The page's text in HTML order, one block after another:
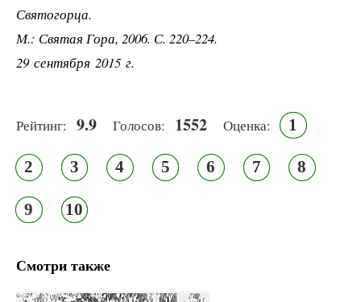
Святогорца.
М.: Святая Гора, 2006. С. 220–224.
29 сентября 2015 г.
Рейтинг: 9.9 Голосов: 1552 Оценка: 1
2 3 4 5 6 7 8
9 10
Смотри также